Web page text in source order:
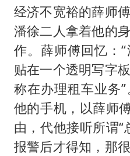
经济不宽裕的薛师
潘徐二人拿着他的
作。薛师傅回忆：
贴在一个透明写字
称在办理租车业务
他的手机，以薛师
由，代他接听所谓“
报警后才得知，那